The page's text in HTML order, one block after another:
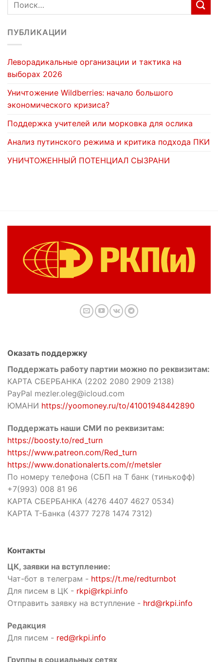
ПУБЛИКАЦИИ
Леворадикальные организации и тактика на
выборах 2026
Уничтожение Wildberries: начало большого
экономического кризиса?
Поддержка учителей или морковка для ослика
Анализ путинского режима и критика подхода ПКИ
УНИЧТОЖЕННЫЙ ПОТЕНЦИАЛ СЫЗРАНИ
Оказать поддержку
Поддержать работу партии можно по реквизитам:
КАРТА СБЕРБАНКА (2202 2080 2909 2138)
PayPal mezler.oleg@icloud.com
ЮМАНИ https://yoomoney.ru/to/41001948442890
Поддержать наши СМИ по реквизитам:
https://boosty.to/red_turn
https://www.patreon.com/Red_turn
https://www.donationalerts.com/r/metsler
По номеру телефона (СБП на Т банк (тинькофф)
+7(993) 008 81 96
КАРТА СБЕРБАНКА (4276 4407 4627 0534)
КАРТА Т-Банка (4377 7278 1474 7312)
Контакты
ЦК, заявки на вступление:
Чат-бот в телеграм - https://t.me/redturnbot
Для писем в ЦК - rkpi@rkpi.info
Отправить заявку на вступление - hrd@rkpi.info
Редакция
Для писем - red@rkpi.info
Группы в социальных сетях